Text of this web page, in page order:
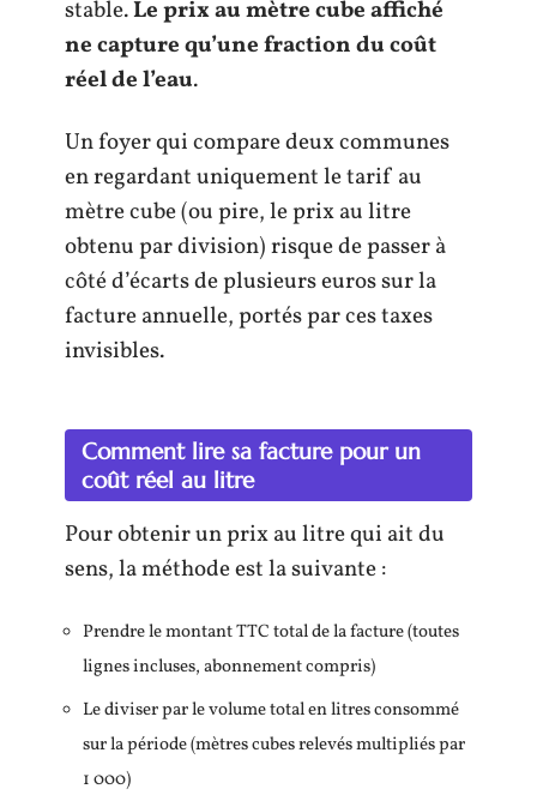
stable.Le prix au mètre cube affiché
ne capture qu’une fraction du coût
réel de l’eau.
Un foyer qui compare deux communes
en regardant uniquement le tarif au
mètre cube (ou pire, le prix au litre
obtenu par division) risque de passer à
côté d’écarts de plusieurs euros sur la
facture annuelle, portés par ces taxes
invisibles.
Comment lire sa facture pour un
coût réel au litre
Pour obtenir un prix au litre qui ait du
sens, la méthode est la suivante :
Prendre le montant TTC total de la facture (toutes
lignes incluses, abonnement compris)
Le diviser par le volume total en litres consommé
sur la période (mètres cubes relevés multipliés par
1 000)